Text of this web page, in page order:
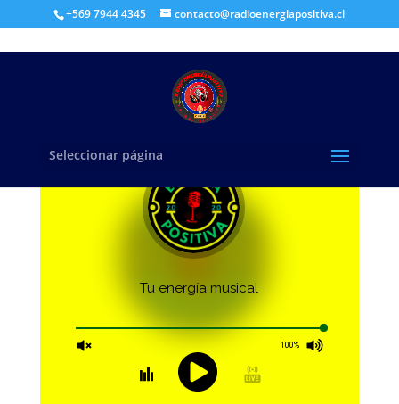
+569 7944 4345 contacto@radioenergiapositiva.cl
Seleccionar página
Tu energía musical
100%